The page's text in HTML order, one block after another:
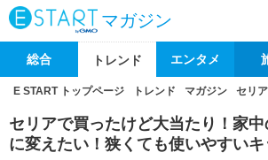
マガジン
総合 トレンド エンタメ
E START トップページ トレンド マガジン セリ
セリアで買ったけど大当たり！家
に変えたい！狭くても使いやすい